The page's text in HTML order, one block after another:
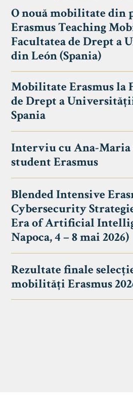
O nouă mobilitate din
Erasmus Teaching
Facultatea de Drept a
din León (Spania)
Mobilitate Erasmus la
de Drept a
Spania
Interviu cu Ana-Maria
student Erasmus
Blended Intensive
Cybersecurity
Era of Artificial
Napoca, 4 – 8 mai 2026)
Rezultate finale
mobilități Erasmus